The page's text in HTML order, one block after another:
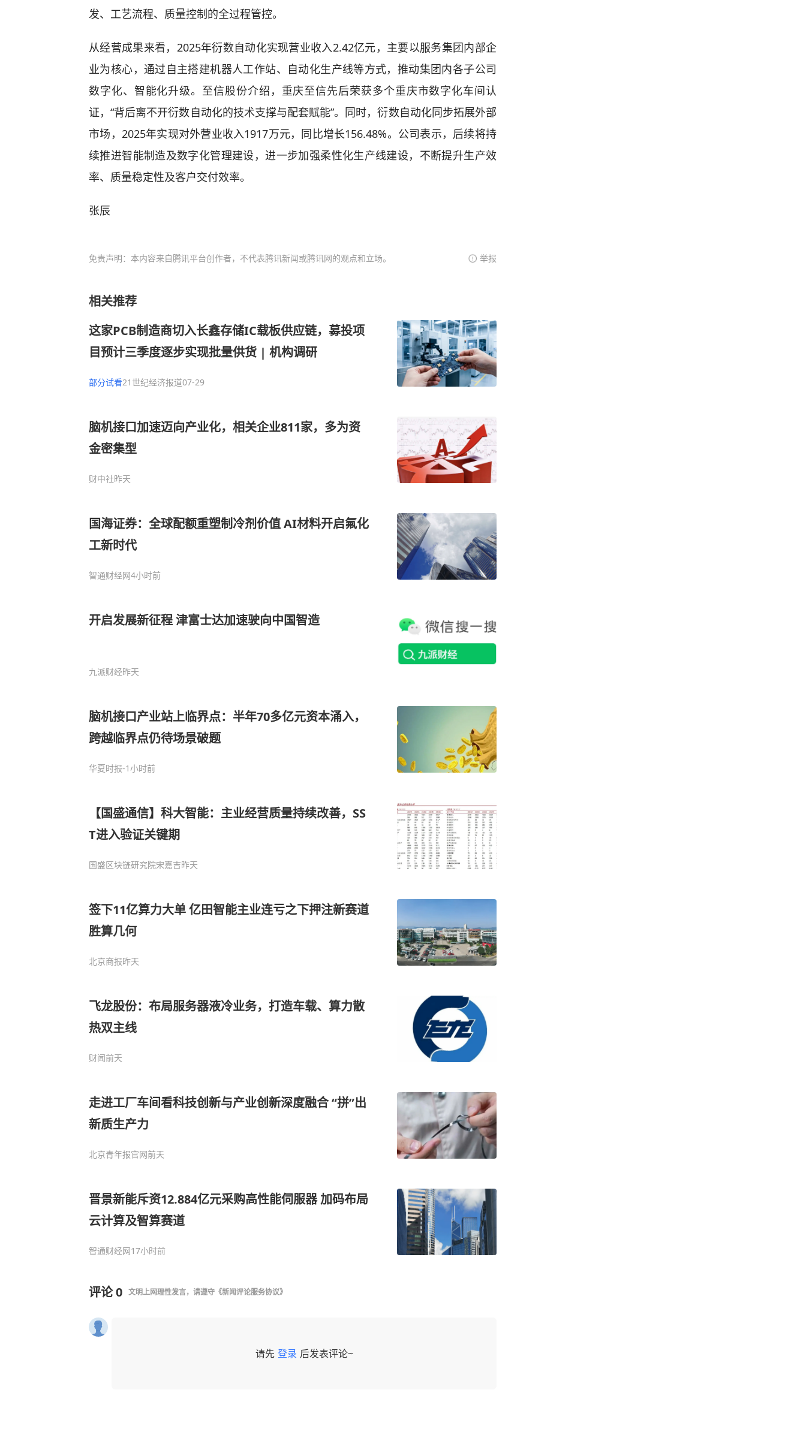
发、工艺流程、质量控制的全过程管控。
从经营成果来看，2025年衍数自动化实现营业收入2.42亿元，主要以服务集团内部企
业为核心，通过自主搭建机器人工作站、自动化生产线等方式，推动集团内各子公司
数字化、智能化升级。至信股份介绍，重庆至信先后荣获多个重庆市数字化车间认
证，“背后离不开衍数自动化的技术支撑与配套赋能”。同时，衍数自动化同步拓展外部
市场，2025年实现对外营业收入1917万元，同比增长156.48%。公司表示，后续将持
续推进智能制造及数字化管理建设，进一步加强柔性化生产线建设，不断提升生产效
率、质量稳定性及客户交付效率。
张辰
免责声明：本内容来自腾讯平台创作者，不代表腾讯新闻或腾讯网的观点和立场。 举报
相关推荐
这家PCB制造商切入长鑫存储IC载板供应链，募投项
目预计三季度逐步实现批量供货 | 机构调研
部分试看21世纪经济报道07-29
脑机接口加速迈向产业化，相关企业811家，多为资
金密集型
财中社昨天
国海证券：全球配额重塑制冷剂价值 AI材料开启氟化
工新时代
智通财经网4小时前
开启发展新征程 津富士达加速驶向中国智造
九派财经昨天
脑机接口产业站上临界点：半年70多亿元资本涌入，
跨越临界点仍待场景破题
华夏时报-1小时前
【国盛通信】科大智能：主业经营质量持续改善，SS
T进入验证关键期
国盛区块链研究院宋嘉吉昨天
签下11亿算力大单 亿田智能主业连亏之下押注新赛道
胜算几何
北京商报昨天
飞龙股份：布局服务器液冷业务，打造车载、算力散
热双主线
财闻前天
走进工厂车间看科技创新与产业创新深度融合 “拼”出
新质生产力
北京青年报官网前天
晋景新能斥资12.884亿元采购高性能伺服器 加码布局
云计算及智算赛道
智通财经网17小时前
评论0 文明上网理性发言，请遵守 《新闻评论服务协议》
请先 登录 后发表评论~